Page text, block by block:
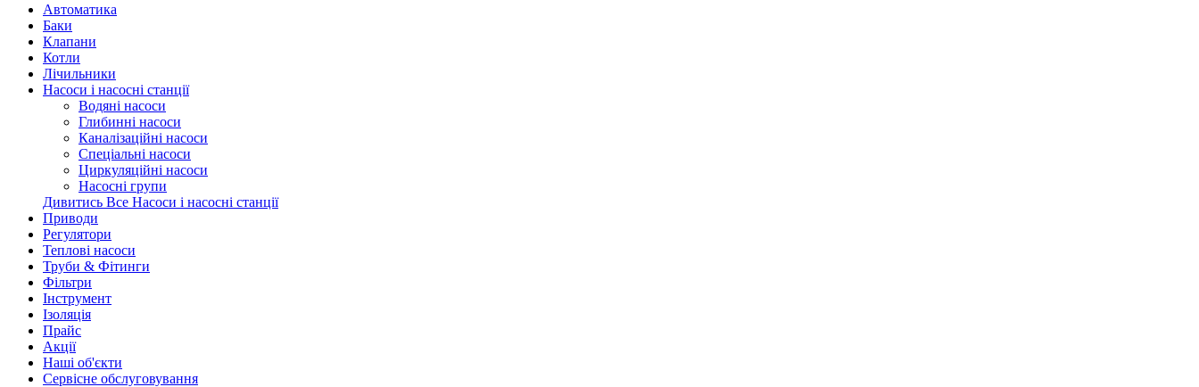
Автоматика
Баки
Клапани
Котли
Лічильники
Насоси і насосні станції
Водяні насоси
Глибинні насоси
Каналізаційні насоси
Спеціальні насоси
Циркуляційні насоси
Насосні групи
Дивитись Все Насоси і насосні станції
Приводи
Регулятори
Теплові насоси
Труби & Фітинги
Фільтри
Інструмент
Ізоляція
Прайс
Акції
Наші об'єкти
Сервісне обслуговування